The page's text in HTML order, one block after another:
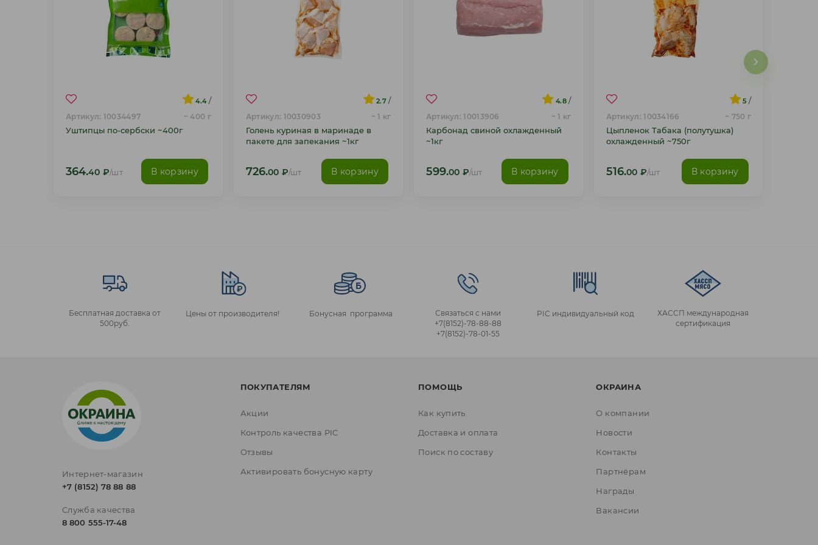
4.4 /
Артикул: 10034497 ~ 400 г
Уштипцы по-сербски ~400г
364.40 ₽/шт В корзину
2.7 /
Артикул: 10030903 ~ 1 кг
Голень куриная в маринаде в
пакете для запекания ~1кг
726.00 ₽/шт В корзину
4.8 /
Артикул: 10013906 ~ 1 кг
Карбонад свиной охлажденный
~1кг
599.00 ₽/шт В корзину
5 /
Артикул: 10034166 ~ 750 г
Цыпленок Табака (полутушка)
охлажденный ~750г
516.00 ₽/шт В корзину
Бесплатная доставка от
500руб.
Цены от производителя! Бонусная программа
Связаться с нами
+7(8152)‑78‑88‑88
+7(8152)‑78‑01‑55
PIC индивидуальный код
ХАССП международная
сертификация
Интернет-магазин
+7 (8152) 78 88 88
Служба качества
8 800 555-17-48
ПОКУПАТЕЛЯМ
Акции
Контроль качества PIC
Отзывы
Активировать бонусную карту
ПОМОЩЬ
Как купить
Доставка и оплата
Поиск по составу
ОКРАИНА
О компании
Новости
Контакты
Партнёрам
Награды
Вакансии